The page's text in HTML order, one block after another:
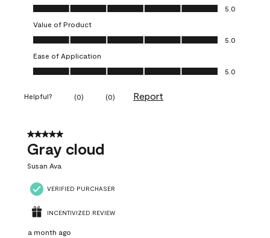
Quality of Product, 5.0 out of 5
5.0
Value of Product
Value of Product, 5.0 out of 5
5.0
Ease of Application
Ease of Application, 5.0 out of 5
5.0
Helpful? (0) (0) Report
5 out of 5 stars.
Gray cloud
Susan Ava
VERIFIED PURCHASER
INCENTIVIZED REVIEW
a month ago